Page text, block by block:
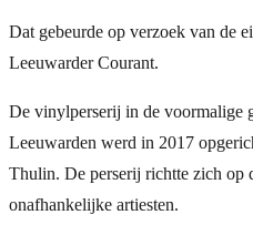
Dat gebeurde op verzoek van de
Leeuwarder Courant.
De vinylperserij in de voormalige
Leeuwarden werd in 2017
Thulin. De perserij richtte zich op
onafhankelijke artiesten.